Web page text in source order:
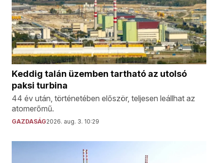
Keddig talán üzemben tartható az utolsó
paksi turbina
44 év után, történetében először, teljesen leállhat az
atomerőmű.
GAZDASÁG2026. aug. 3. 10:29